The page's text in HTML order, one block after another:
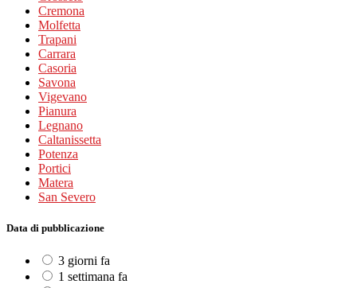
Cremona
Molfetta
Trapani
Carrara
Casoria
Savona
Vigevano
Pianura
Legnano
Caltanissetta
Potenza
Portici
Matera
San Severo
Data di pubblicazione
3 giorni fa
1 settimana fa